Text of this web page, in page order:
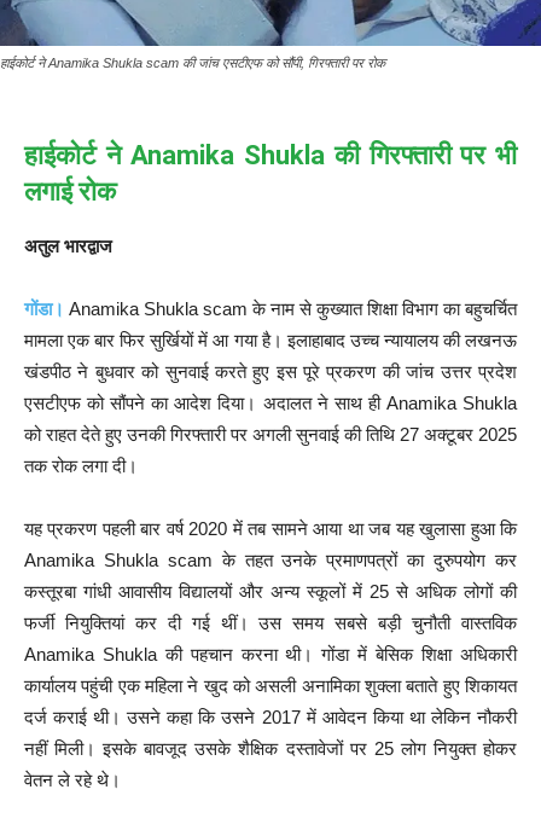
हाईकोर्ट ने Anamika Shukla scam की जांच एसटीएफ को सौंपी, गिरफ्तारी पर रोक
हाईकोर्ट ने Anamika Shukla की गिरफ्तारी पर भी
लगाई रोक
अतुल भारद्वाज
गोंडा। Anamika Shukla scam के नाम से कुख्यात शिक्षा विभाग का बहुचर्चित
मामला एक बार फिर सुर्खियों में आ गया है। इलाहाबाद उच्च न्यायालय की लखनऊ
खंडपीठ ने बुधवार को सुनवाई करते हुए इस पूरे प्रकरण की जांच उत्तर प्रदेश
एसटीएफ को सौंपने का आदेश दिया। अदालत ने साथ ही Anamika Shukla
को राहत देते हुए उनकी गिरफ्तारी पर अगली सुनवाई की तिथि 27 अक्टूबर 2025
तक रोक लगा दी।
यह प्रकरण पहली बार वर्ष 2020 में तब सामने आया था जब यह खुलासा हुआ कि
Anamika Shukla scam के तहत उनके प्रमाणपत्रों का दुरुपयोग कर
कस्तूरबा गांधी आवासीय विद्यालयों और अन्य स्कूलों में 25 से अधिक लोगों की
फर्जी नियुक्तियां कर दी गई थीं। उस समय सबसे बड़ी चुनौती वास्तविक
Anamika Shukla की पहचान करना थी। गोंडा में बेसिक शिक्षा अधिकारी
कार्यालय पहुंची एक महिला ने खुद को असली अनामिका शुक्ला बताते हुए शिकायत
दर्ज कराई थी। उसने कहा कि उसने 2017 में आवेदन किया था लेकिन नौकरी
नहीं मिली। इसके बावजूद उसके शैक्षिक दस्तावेजों पर 25 लोग नियुक्त होकर
वेतन ले रहे थे।